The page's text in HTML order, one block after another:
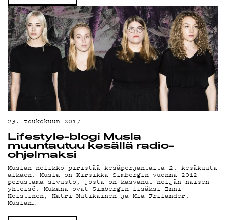
23. toukokuun 2017
Lifestyle-blogi Musla
muuntautuu kesällä radio-
ohjelmaksi
Muslan nelikko piristää kesäperjantaita 2. kesäkuuta
alkaen. Musla on Kirsikka Simbergin vuonna 2012
perustama sivusto, josta on kasvanut neljän naisen
yhteisö. Mukana ovat Simbergin lisäksi Enni
Koistinen, Katri Mutikainen ja Mia Frilander.
Muslan…